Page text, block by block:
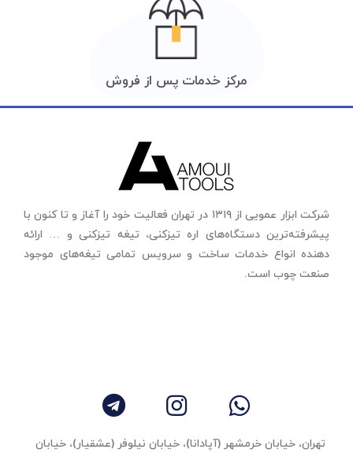
مرکز خدمات پس از فروش
شرکت ابزار عمویی از ۱۳۱۹ در تهران فعالیت خود را آغاز و تا کنون با
پیشرفته‌ترین دستگاه‌های اره تیزکنی، تیغه تیزکنی و … ارائه
دهنده انواع خدمات ساخت و سرویس تمامی تیغه‌های موجود
صنعت چوب است.
تهران، خیابان خرمشهر (آپادانا)، خیابان نیلوفر (عشقیار)، خیابان